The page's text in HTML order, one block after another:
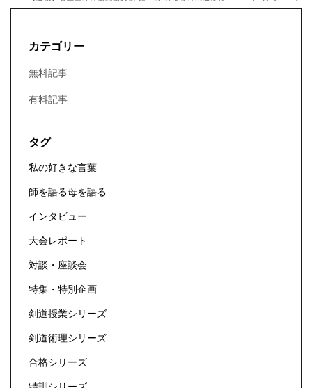
カテゴリー
無料記事
有料記事
タグ
私の好きな言葉
師を語る母を語る
インタビュー
大会レポート
対談・座談会
特集・特別企画
剣道授業シリーズ
剣道術理シリーズ
合格シリーズ